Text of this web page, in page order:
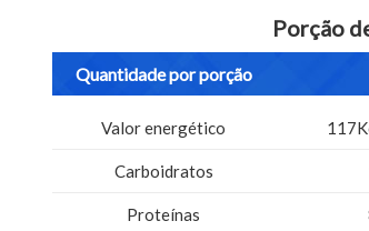
Porção
Quantidade por porção
Valor energético
Carboidratos
Proteínas